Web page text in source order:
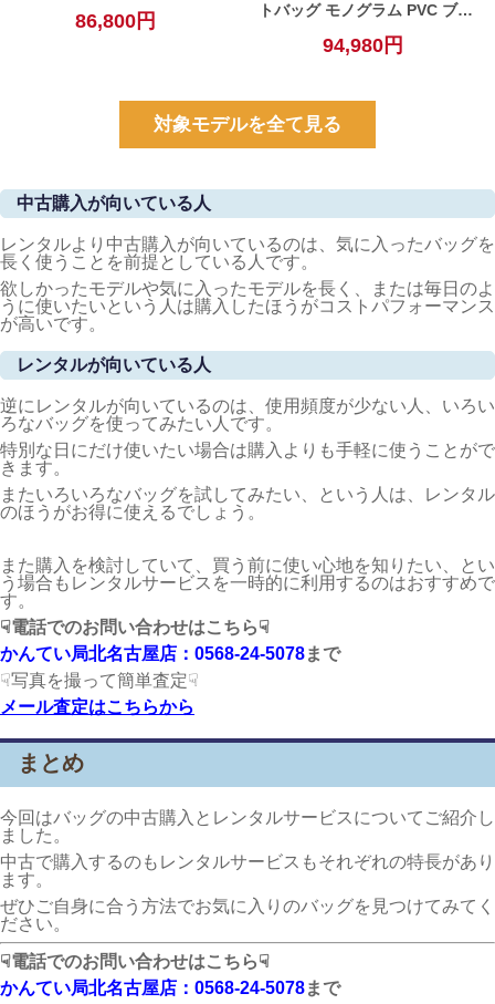
86,800円
トバッグ モノグラム PVC ブラ
ウン レディース 【中古】
94,980円
対象モデルを全て見る
中古購入が向いている人
レンタルより中古購入が向いているのは、気に入ったバッグを
長く使うことを前提としている人です。
欲しかったモデルや気に入ったモデルを長く、または毎日のよ
うに使いたいという人は購入したほうがコストパフォーマンス
が高いです。
レンタルが向いている人
逆にレンタルが向いているのは、使用頻度が少ない人、いろい
ろなバッグを使ってみたい人です。
特別な日にだけ使いたい場合は購入よりも手軽に使うことがで
きます。
またいろいろなバッグを試してみたい、という人は、レンタル
のほうがお得に使えるでしょう。
また購入を検討していて、買う前に使い心地を知りたい、とい
う場合もレンタルサービスを一時的に利用するのはおすすめで
す。
☟電話でのお問い合わせはこちら☟
かんてい局北名古屋店：0568-24-5078まで
☟写真を撮って簡単査定☟
メール査定はこちらから
まとめ
今回はバッグの中古購入とレンタルサービスについてご紹介し
ました。
中古で購入するのもレンタルサービスもそれぞれの特長があり
ます。
ぜひご自身に合う方法でお気に入りのバッグを見つけてみてく
ださい。
☟電話でのお問い合わせはこちら☟
かんてい局北名古屋店：0568-24-5078まで